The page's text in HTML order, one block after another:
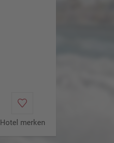
Hotel merken